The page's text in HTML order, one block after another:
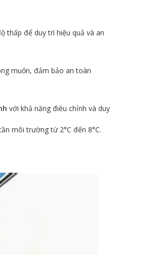
thấp để duy trì hiệu quả và an
muốn, đảm bảo an toàn
với khả năng điều chỉnh và duy
môi trường từ 2°C đến 8°C.